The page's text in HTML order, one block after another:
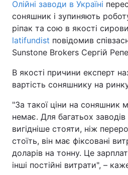
Олійні заводи в Україні
соняшник і зупиняють
ріпак та сою в якості
latifundist повідомив
Sunstone Brokers Сергій
В якості причини експерт
вартість соняшнику на
"За такої ціни на соняшник
немає. Для багатьох заводів
вигідніше стояти, ніж
стоїть, він має фіксовані
доларів на тонну. Це
інші постійні витрати", –